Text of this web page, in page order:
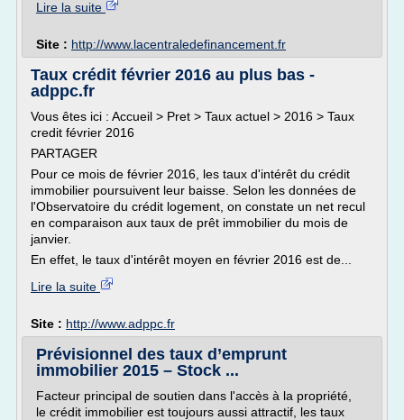
Lire la suite
Site : http://www.lacentraledefinancement.fr
Taux crédit février 2016 au plus bas -
adppc.fr
Vous êtes ici : Accueil > Pret > Taux actuel > 2016 > Taux
credit février 2016
PARTAGER
Pour ce mois de février 2016, les taux d'intérêt du crédit
immobilier poursuivent leur baisse. Selon les données de
l'Observatoire du crédit logement, on constate un net recul
en comparaison aux taux de prêt immobilier du mois de
janvier.
En effet, le taux d'intérêt moyen en février 2016 est de...
Lire la suite
Site : http://www.adppc.fr
Prévisionnel des taux d’emprunt
immobilier 2015 – Stock ...
Facteur principal de soutien dans l'accès à la propriété,
le crédit immobilier est toujours aussi attractif, les taux